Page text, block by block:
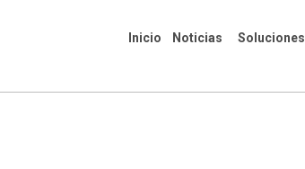
Inicio Noticias Soluciones